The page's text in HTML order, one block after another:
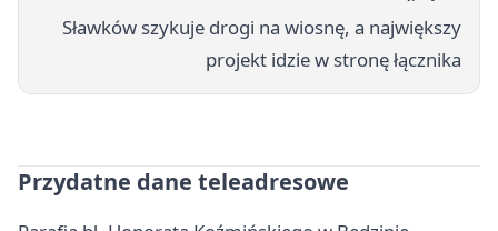
Sławków szykuje drogi na wiosnę, a największy
projekt idzie w stronę łącznika
Przydatne dane teleadresowe